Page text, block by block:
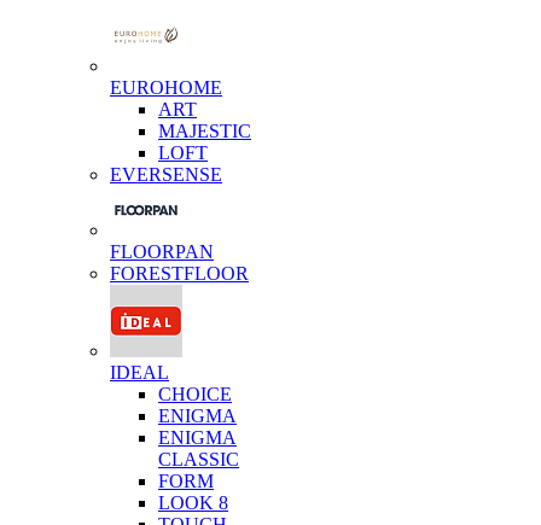
EUROHOME
ART
MAJESTIC
LOFT
EVERSENSE
FLOORPAN
FORESTFLOOR
IDEAL
CHOICE
ENIGMA
ENIGMA
CLASSIC
FORM
LOOK 8